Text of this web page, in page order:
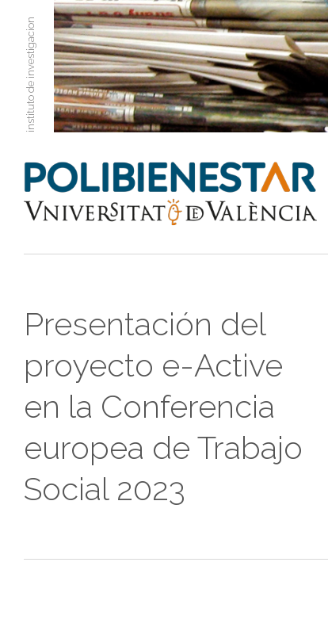
instituto de investigacion
Presentación del
proyecto e-Active
en la Conferencia
europea de Trabajo
Social 2023